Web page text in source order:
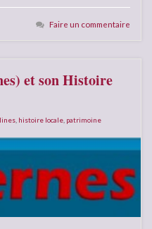
Faire un commentaire
et son Histoire
, histoire locale, patrimoine